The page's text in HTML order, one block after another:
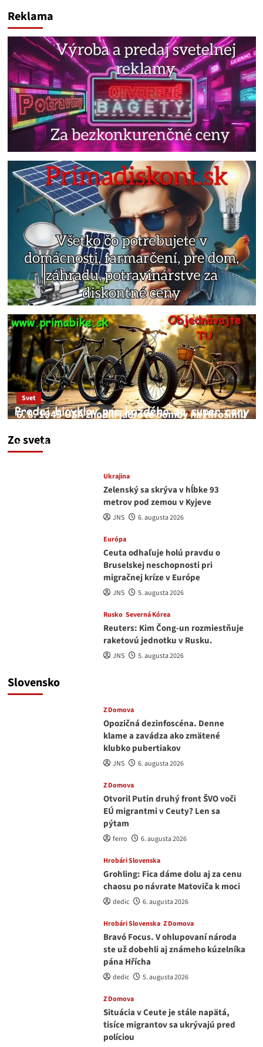
Reklama
Zo sveta
Svet
6. 8. 1945 USA zhodili jadrové bomby na Hirošimu
JNS
Ukrajina
Zelenský sa skrýva v hĺbke 93
metrov pod zemou v Kyjeve
JNS 6. augusta 2026
Európa
Ceuta odhaľuje holú pravdu o
Bruselskej neschopnosti pri
migračnej kríze v Európe
JNS 5. augusta 2026
Rusko Severná Kórea
Reuters: Kim Čong-un rozmiestňuje
raketovú jednotku v Rusku.
JNS 5. augusta 2026
Slovensko
Z Domova
Opozičná dezinfoscéna. Denne
klame a zavádza ako zmätené
klubko pubertiakov
JNS 6. augusta 2026
Z Domova
Otvoril Putin druhý front ŠVO voči
EÚ migrantmi v Ceuty? Len sa
pýtam
ferro 6. augusta 2026
Hrobári Slovenska
Grohling: Fica dáme dolu aj za cenu
chaosu po návrate Matoviča k moci
dedic 6. augusta 2026
Hrobári Slovenska Z Domova
Bravó Focus. V ohlupovaní národa
ste už dobehli aj známeho kúzelníka
pána Hřícha
dedic 5. augusta 2026
Z Domova
Situácia v Ceute je stále napätá,
tisíce migrantov sa ukrývajú pred
políciou